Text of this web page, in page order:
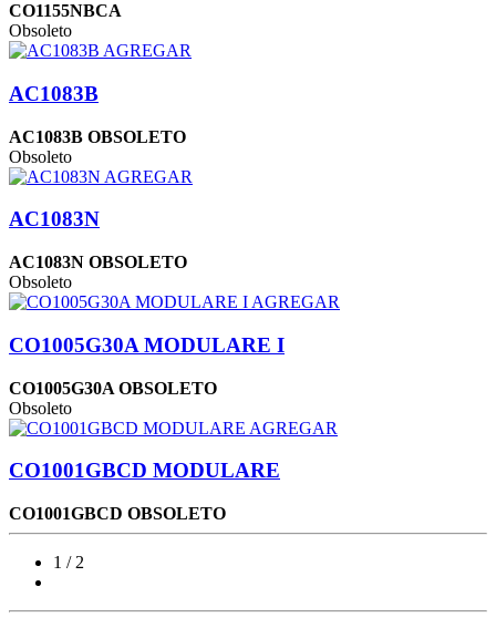
CO1155NBCA
Obsoleto
AGREGAR
AC1083B
AC1083B OBSOLETO
Obsoleto
AGREGAR
AC1083N
AC1083N OBSOLETO
Obsoleto
AGREGAR
CO1005G30A MODULARE I
CO1005G30A OBSOLETO
Obsoleto
AGREGAR
CO1001GBCD MODULARE
CO1001GBCD OBSOLETO
1 / 2